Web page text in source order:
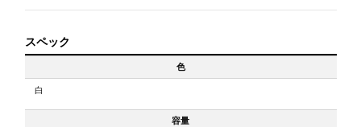
スペック
色
白
容量